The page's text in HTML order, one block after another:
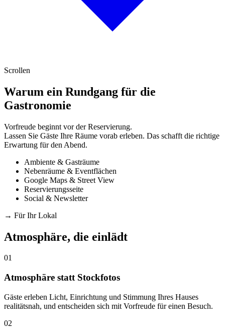
Scrollen
Warum ein Rundgang für die
Gastronomie
Vorfreude beginnt vor der Reservierung.
Lassen Sie Gäste Ihre Räume vorab erleben. Das schafft die richtige
Erwartung für den Abend.
Ambiente & Gasträume
Nebenräume & Eventflächen
Google Maps & Street View
Reservierungsseite
Social & Newsletter
→ Für Ihr Lokal
Atmosphäre, die einlädt
01
Atmosphäre statt Stockfotos
Gäste erleben Licht, Einrichtung und Stimmung Ihres Hauses
realitätsnah, und entscheiden sich mit Vorfreude für einen Besuch.
02